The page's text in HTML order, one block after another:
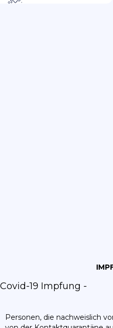
Covid-19 Impfung -
Personen, die nachweislich